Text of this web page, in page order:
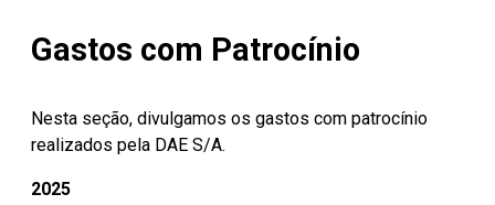
Gastos com Patrocínio
Nesta seção, divulgamos os gastos com patrocínio
realizados pela DAE S/A.
2025